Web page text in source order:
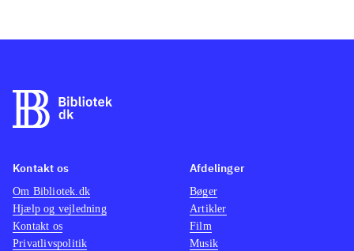
Kontakt os
Om Bibliotek.dk
Hjælp og vejledning
Kontakt os
Privatlivspolitik
Afdelinger
Bøger
Artikler
Film
Musik